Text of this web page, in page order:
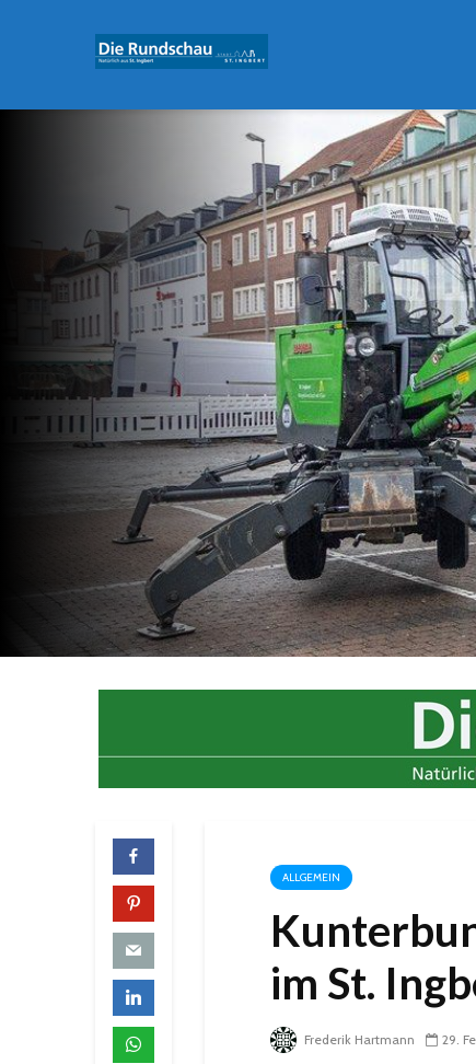
ALLGEMEIN
im St.
Frederik Hartmann 29.